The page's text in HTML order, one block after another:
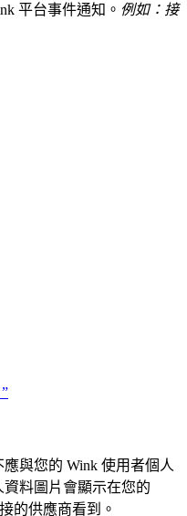
平台事件通知。 例如：接
與您的 Wink 使用者個人
料圖片會顯示在您的
的供應商看到。